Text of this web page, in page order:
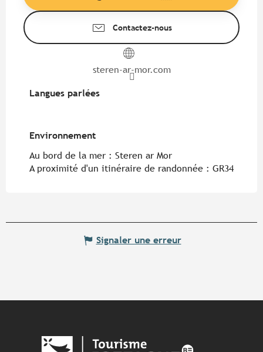
Contactez-nous
steren-ar-mor.com
Langues parlées
Langues parlées
Environnement
Environnement
Au bord de la mer : Steren ar Mor
A proximité d'un itinéraire de randonnée : GR34
Signaler une erreur